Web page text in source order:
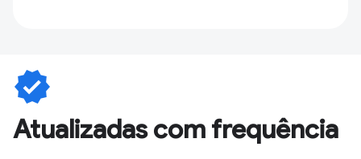
verified
Atualizadas com frequência